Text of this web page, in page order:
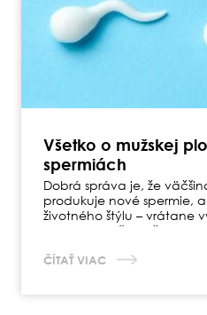
Všetko o mužskej
spermiách
Dobrá správa je, že
produkuje nové spermie,
životného štýlu – vrátane
výrazne zlepšiť počet,
ČÍTAŤ VIAC